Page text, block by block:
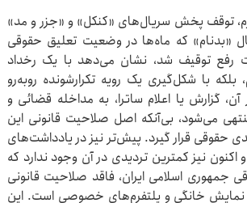
توقف پخش سریال‌های «کنکل» و «جزر و مد»
«بدنام» که ماه‌ها در وضعیت تعلیق حقوقی
رفع توقیف شد، نشان می‌دهد با یک رخداد
بلکه با شکل‌گیری یک رویه تکرارشونده روبه‌رو
گزارش یا اعلام ساترا، به مداخله قضائی و
می‌شود، بی‌آنکه اصل صلاحیت قانونی این
حقوقی قرار گیرد. پیش‌تر نیز در یادداشت‌های
اکنون نیز کمترین تردیدی در آن وجود ندارد که
جمهوری اسلامی ایران، فاقد صلاحیت قانونی
نمایش خانگی و پلتفرم‌های خصوصی است. این